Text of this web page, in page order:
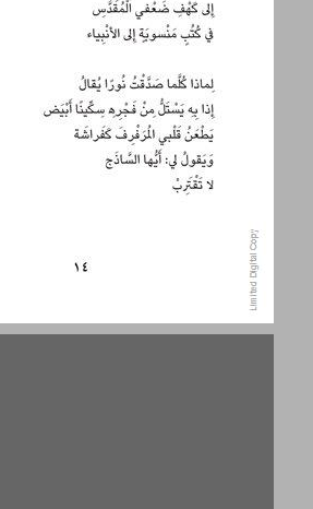
لست من هنا بعيدا ... 15